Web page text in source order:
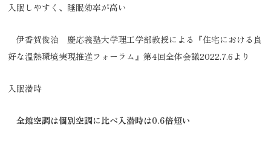
入眠しやすく、睡眠効率が高い
伊香賀俊治 慶応義塾大学理工学部教授による『住宅における良
好な温熱環境実現推進フォーラム』第4回全体会議2022.7.6より
入眠潜時
全館空調は個別空調に比べ入潜時は0.6倍短い